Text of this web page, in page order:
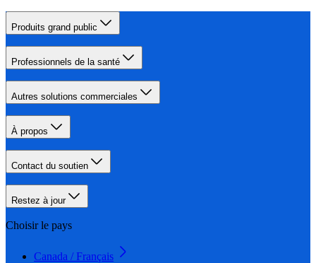
Produits grand public
Professionnels de la santé
Autres solutions commerciales
À propos
Contact du soutien
Restez à jour
Choisir le pays
Canada / Français